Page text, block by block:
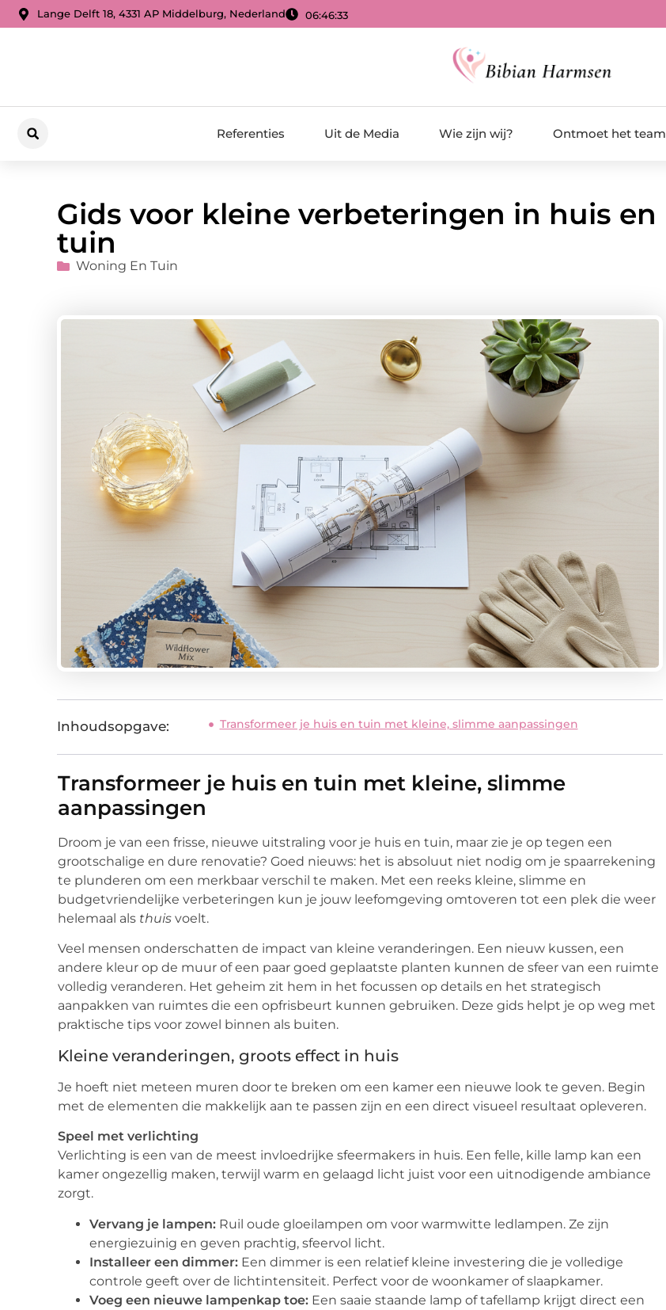
Lange Delft 18, 4331 AP Middelburg, Nederland 06:46:34
Referenties Uit de Media Wie zijn wij? Ontmoet het team
Gids voor kleine verbeteringen in huis en
tuin
Woning En Tuin
Inhoudsopgave: Transformeer je huis en tuin met kleine, slimme aanpassingen
Transformeer je huis en tuin met kleine, slimme
aanpassingen
Droom je van een frisse, nieuwe uitstraling voor je huis en tuin, maar zie je op tegen een
grootschalige en dure renovatie? Goed nieuws: het is absoluut niet nodig om je spaarrekening
te plunderen om een merkbaar verschil te maken. Met een reeks kleine, slimme en
budgetvriendelijke verbeteringen kun je jouw leefomgeving omtoveren tot een plek die weer
helemaal als thuis voelt.
Veel mensen onderschatten de impact van kleine veranderingen. Een nieuw kussen, een
andere kleur op de muur of een paar goed geplaatste planten kunnen de sfeer van een ruimte
volledig veranderen. Het geheim zit hem in het focussen op details en het strategisch
aanpakken van ruimtes die een opfrisbeurt kunnen gebruiken. Deze gids helpt je op weg met
praktische tips voor zowel binnen als buiten.
Kleine veranderingen, groots effect in huis
Je hoeft niet meteen muren door te breken om een kamer een nieuwe look te geven. Begin
met de elementen die makkelijk aan te passen zijn en een direct visueel resultaat opleveren.
Speel met verlichting
Verlichting is een van de meest invloedrijke sfeermakers in huis. Een felle, kille lamp kan een
kamer ongezellig maken, terwijl warm en gelaagd licht juist voor een uitnodigende ambiance
zorgt.
Vervang je lampen: Ruil oude gloeilampen om voor warmwitte ledlampen. Ze zijn
energiezuinig en geven prachtig, sfeervol licht.
Installeer een dimmer: Een dimmer is een relatief kleine investering die je volledige
controle geeft over de lichtintensiteit. Perfect voor de woonkamer of slaapkamer.
Voeg een nieuwe lampenkap toe: Een saaie staande lamp of tafellamp krijgt direct een